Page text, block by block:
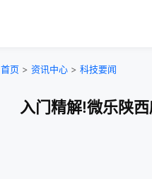
首页 > 资讯中心 > 科技要闻
入门精解!微乐陕